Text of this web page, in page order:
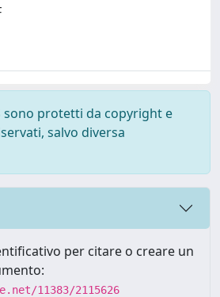
sono protetti da copyright e
salvo diversa
per citare o creare un
11383/2115626